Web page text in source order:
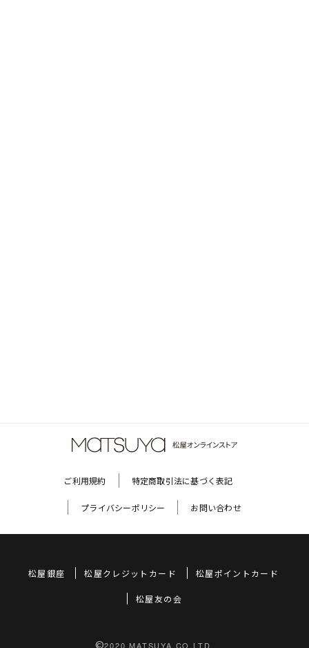
ご利用規約 特定商取引法に基づく表記
プライバシーポリシー お問い合わせ
松屋銀座 松屋クレジットカード 松屋ポイントカード
松屋友の会
©2020 MATSUYA CO,LTD.